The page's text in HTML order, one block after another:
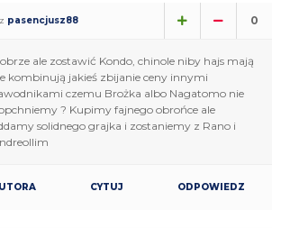
pasencjusz88 0
ale zostawić Kondo, chinole niby hajs mają
kombinują jakieś zbijanie ceny innymi
czemu Brożka albo Nagatomo nie
? Kupimy fajnego obrońce ale
solidnego grajka i zostaniemy z Rano i
CYTUJ ODPOWIEDZ